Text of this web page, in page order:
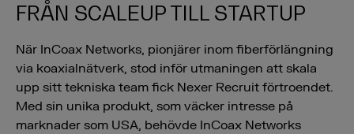
FRÅN SCALEUP TILL STARTUP
När InCoax Networks, pionjärer inom fiberförlängning
via koaxialnätverk, stod inför utmaningen att skala
upp sitt tekniska team fick Nexer Recruit förtroendet.
Med sin unika produkt, som väcker intresse på
marknader som USA, behövde InCoax Networks